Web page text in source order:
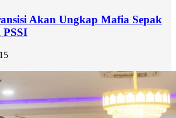
Akan Ungkap Mafia Sepak
PSSI